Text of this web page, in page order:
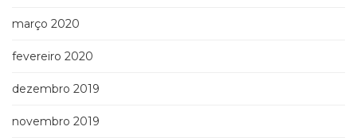
março 2020
fevereiro 2020
dezembro 2019
novembro 2019